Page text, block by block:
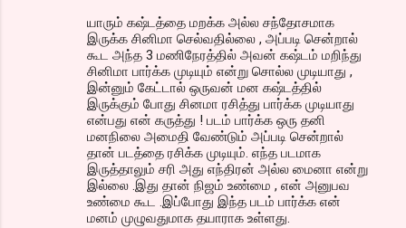
யாரும் கஷ்டத்தை மறக்க அல்ல சந்தோசமாக
இருக்க சினிமா செல்வதில்லை , அப்படி சென்றால்
கூட அந்த 3 மணிநேரத்தில் அவன் கஷ்டம் மறிந்து
சினிமா பார்க்க முடியும் என்று சொல்ல முடியாது ,
இன்னும் கேட்டால் ஒருவன் மன கஷ்டத்தில்
இருக்கும் போது சினமா ரசித்து பார்க்க முடியாது
என்பது என் கருத்து ! படம் பார்க்க ஒரு தனி
மனநிலை அமைதி வேண்டும் அப்படி சென்றால்
தான் படத்தை ரசிக்க முடியும். எந்த படமாக
இருத்தாலும் சரி அது எந்திரன் அல்ல மைனா என்று
இல்லை .இது தான் நிஜம் உண்மை , என் அனுபவ
உண்மை கூட .இப்போது இந்த படம் பார்க்க என்
மனம் முழுவதுமாக தயாராக உள்ளது.